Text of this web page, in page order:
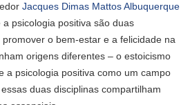
Jacques Dimas Mattos Albuquerque
psicologia positiva são duas
o bem-estar e a felicidade na
origens diferentes – o estoicismo
a psicologia positiva como um campo
duas disciplinas compartilham